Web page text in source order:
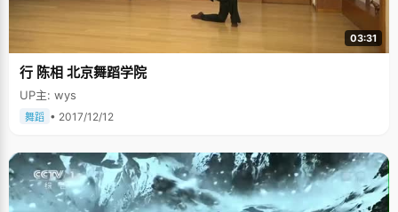
03:31
行 陈相 北京舞蹈学院
UP主: wys
舞蹈 • 2017/12/12